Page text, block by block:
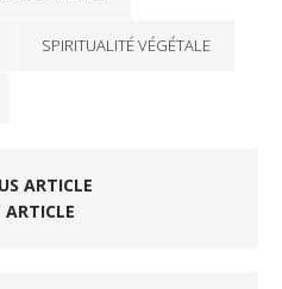
SPIRITUALITÉ VÉGÉTALE
ARTICLE
ARTICLE